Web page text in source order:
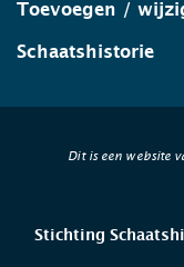
Toevoegen /
Schaatshistorie
Dit is een website
Stichting